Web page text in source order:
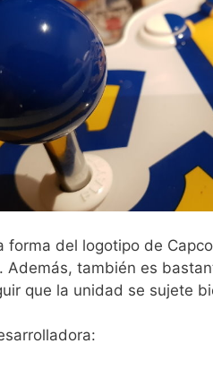
del logotipo de
también es
que la unidad se sujete